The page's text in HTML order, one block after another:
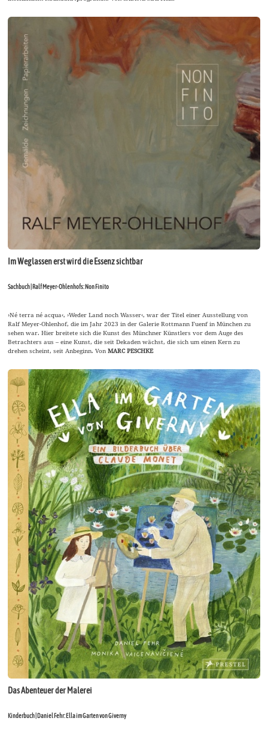
Im Weglassen erst wird die Essenz sichtbar
Sachbuch | Ralf Meyer-Ohlenhofs: Non Finito
›Né terra né acqua‹, ›Weder Land noch Wasser‹, war der Titel einer Ausstellung von
Ralf Meyer-Ohlenhof, die im Jahr 2023 in der Galerie Rottmann Fuenf in München zu
sehen war. Hier breitete sich die Kunst des Münchner Künstlers vor dem Auge des
Betrachters aus – eine Kunst, die seit Dekaden wächst, die sich um einen Kern zu
drehen scheint, seit Anbeginn. VonMARC PESCHKE
Das Abenteuer der Malerei
Kinderbuch | Daniel Fehr: Ella im Garten von Giverny